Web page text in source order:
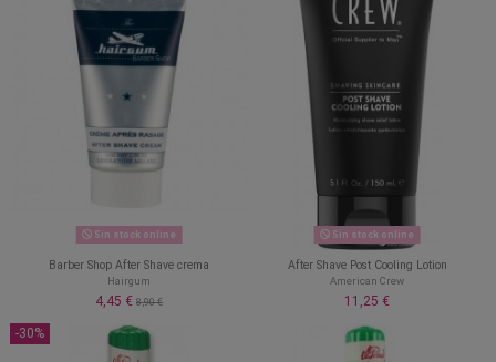
Sin stock online
Barber Shop After Shave crema
Hairgum
4,45 € 8,90 €
Sin stock online
After Shave Post Cooling Lotion
American Crew
11,25 €
-30%